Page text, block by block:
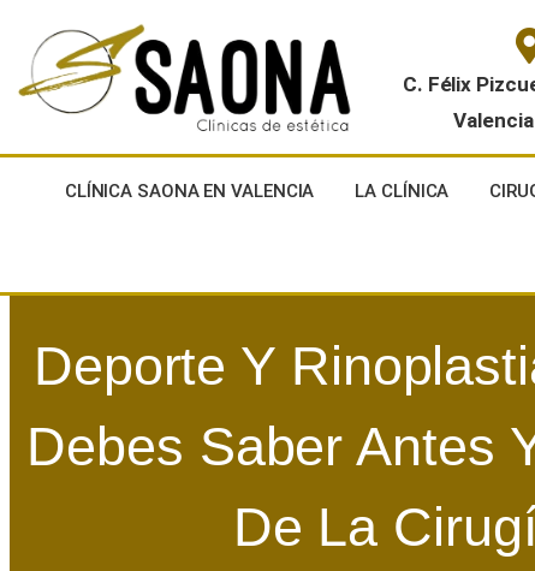
C. Félix
CLÍNICA SAONA EN VALENCIA LA CLÍNICA
Deporte Y
Debes Saber Antes
De La